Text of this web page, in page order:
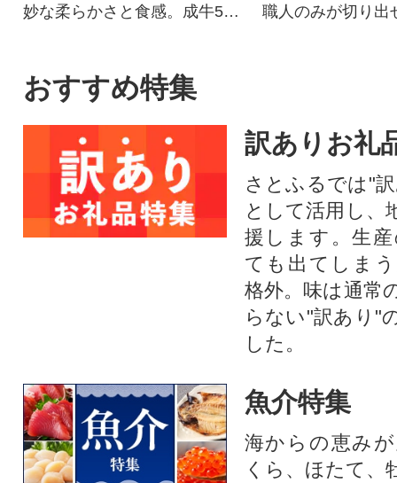
妙な柔らかさと食感。成牛500
職人のみが切り出
おすすめ特集
訳ありお礼
さとふるでは"
として活用し、
援します。⽣
ても出てしま
格外。味は通常
らない"訳あり"
した。
魚介特集
海からの恵み
くら、ほたて、